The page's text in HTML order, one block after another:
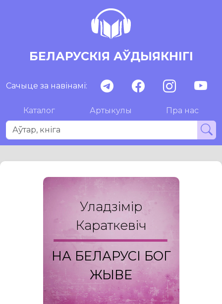
БЕЛАРУСКІЯ АЎДЫЯКНІГІ
Сачыце за навінамі:
Каталог Артыкулы Пра нас
Уладзімір
Караткевіч
НА БЕЛАРУСІ БОГ
ЖЫВЕ